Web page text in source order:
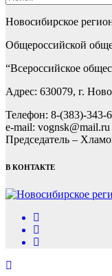
Новосибирское
Общероссийской
“Всероссийское
Адрес: 630079, г.
Телефон: 8-(383)-343-
e-mail: vognsk@mail.ru
Председатель –
В КОНТАКТЕ